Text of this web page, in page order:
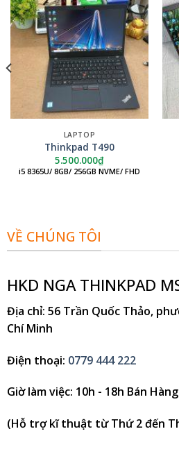
LAPTOP
Thinkpad T490
5.500.000₫
i5 8365U/ 8GB/ 256GB NVME/ FHD
VỀ CHÚNG TÔI
HKD NGA THINKPAD
Địa chỉ: 56 Trần Quốc Thảo,
Chí Minh
Điện thoại: 0779 444 222
Giờ làm việc: 10h - 18h Bán
(Hỗ trợ kĩ thuật từ Thứ 2 đến